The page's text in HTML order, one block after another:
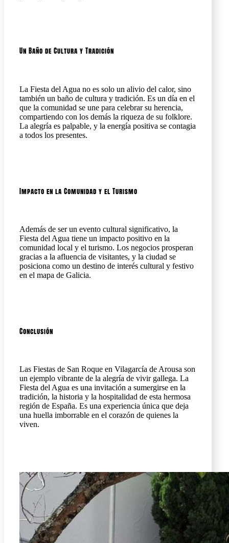
Un Baño de Cultura y Tradición
La Fiesta del Agua no es solo un alivio del calor, sino
también un baño de cultura y tradición. Es un día en el
que la comunidad se une para celebrar su herencia,
compartiendo con los demás la riqueza de su folklore.
La alegría es palpable, y la energía positiva se contagia
a todos los presentes.
Impacto en la Comunidad y el Turismo
Además de ser un evento cultural significativo, la
Fiesta del Agua tiene un impacto positivo en la
comunidad local y el turismo. Los negocios prosperan
gracias a la afluencia de visitantes, y la ciudad se
posiciona como un destino de interés cultural y festivo
en el mapa de Galicia.
Conclusión
Las Fiestas de San Roque en Vilagarcía de Arousa son
un ejemplo vibrante de la alegría de vivir gallega. La
Fiesta del Agua es una invitación a sumergirse en la
tradición, la historia y la hospitalidad de esta hermosa
región de España. Es una experiencia única que deja
una huella imborrable en el corazón de quienes la
viven.